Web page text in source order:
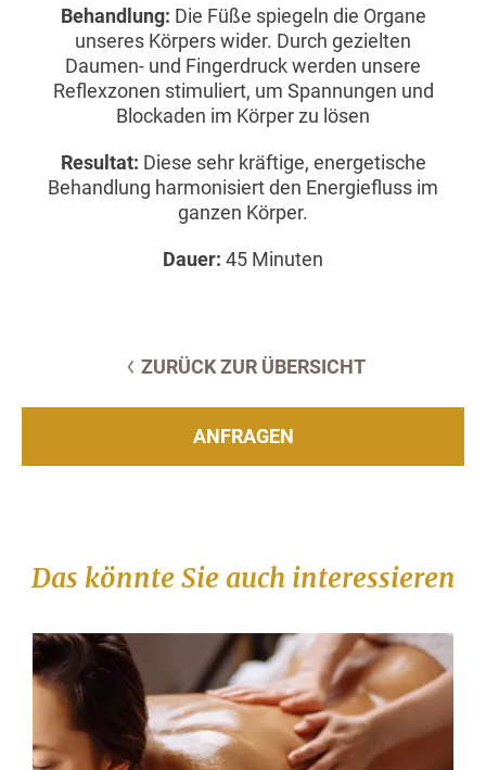
Behandlung: Die Füße spiegeln die Organe
unseres Körpers wider. Durch gezielten
Daumen- und Fingerdruck werden unsere
Reflexzonen stimuliert, um Spannungen und
Blockaden im Körper zu lösen
Resultat: Diese sehr kräftige, energetische
Behandlung harmonisiert den Energiefluss im
ganzen Körper.
Dauer: 45 Minuten
ZURÜCK ZUR ÜBERSICHT
ANFRAGEN
Das könnte Sie auch interessieren